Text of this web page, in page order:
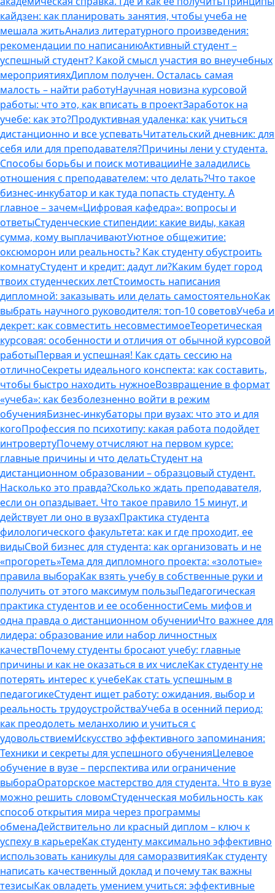
кайдзен: как планировать занятия, чтобы учеба не
мешала житьАнализ литературного произведения:
рекомендации по написаниюАктивный студент –
успешный студент? Какой смысл участия во внеучебных
мероприятияхДиплом получен. Осталась самая
малость – найти работуНаучная новизна курсовой
работы: что это, как вписать в проектЗаработок на
учебе: как это?Продуктивная удаленка: как учиться
дистанционно и все успеватьЧитательский дневник: для
себя или для преподавателя?Причины лени у студента.
Способы борьбы и поиск мотивацииНе заладились
отношения с преподавателем: что делать?Что такое
бизнес-инкубатор и как туда попасть студенту. А
главное – зачем«Цифровая кафедра»: вопросы и
ответыСтуденческие стипендии: какие виды, какая
сумма, кому выплачиваютУютное общежитие:
оксюморон или реальность? Как студенту обустроить
комнатуСтудент и кредит: дадут ли?Каким будет город
твоих студенческих летСтоимость написания
дипломной: заказывать или делать самостоятельноКак
выбрать научного руководителя: топ-10 советовУчеба и
декрет: как совместить несовместимоеТеоретическая
курсовая: особенности и отличия от обычной курсовой
работыПервая и успешная! Как сдать сессию на
отличноСекреты идеального конспекта: как составить,
чтобы быстро находить нужноеВозвращение в формат
«учеба»: как безболезненно войти в режим
обученияБизнес-инкубаторы при вузах: что это и для
когоПрофессия по психотипу: какая работа подойдет
интровертуПочему отчисляют на первом курсе:
главные причины и что делатьСтудент на
дистанционном образовании – образцовый студент.
Насколько это правда?Сколько ждать преподавателя,
если он опаздывает. Что такое правило 15 минут, и
действует ли оно в вузахПрактика студента
филологического факультета: как и где проходит, ее
видыСвой бизнес для студента: как организовать и не
«прогореть»Тема для дипломного проекта: «золотые»
правила выбораКак взять учебу в собственные руки и
получить от этого максимум пользыПедагогическая
практика студентов и ее особенностиСемь мифов и
одна правда о дистанционном обученииЧто важнее для
лидера: образование или набор личностных
качествПочему студенты бросают учебу: главные
причины и как не оказаться в их числеКак студенту не
потерять интерес к учебеКак стать успешным в
педагогикеСтудент ищет работу: ожидания, выбор и
реальность трудоустройстваУчеба в осенний период:
как преодолеть меланхолию и учиться с
удовольствиемИскусство эффективного запоминания:
Техники и секреты для успешного обученияЦелевое
обучение в вузе – перспектива или ограничение
выбораОраторское мастерство для студента. Что в вузе
можно решить словомСтуденческая мобильность как
способ открытия мира через программы
обменаДействительно ли красный диплом – ключ к
успеху в карьереКак студенту максимально эффективно
использовать каникулы для саморазвитияКак студенту
написать качественный доклад и почему так важны
тезисыКак овладеть умением учиться: эффективные